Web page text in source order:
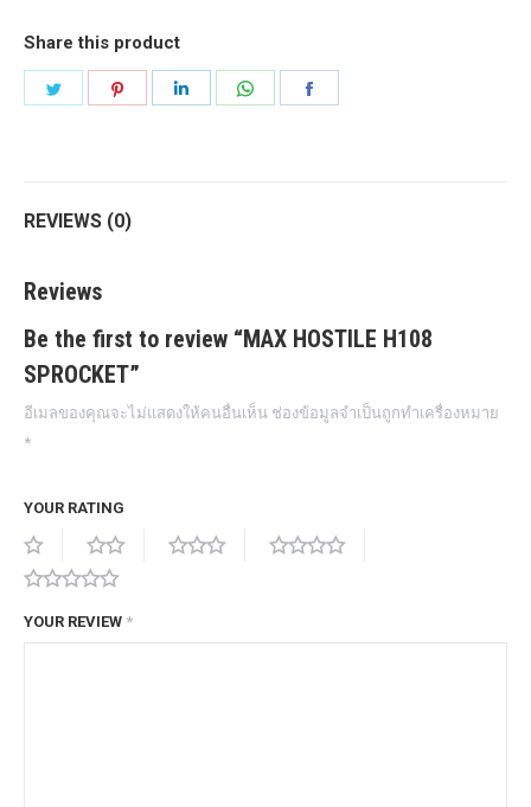
Share this product
REVIEWS (0)
Reviews
Be the first to review “MAX HOSTILE H108
SPROCKET”
อีเมลของคุณจะไม่แสดงให้คนอื่นเห็น ช่องข้อมูลจำเป็นถูกทำเครื่องหมาย
*
YOUR RATING
YOUR REVIEW *